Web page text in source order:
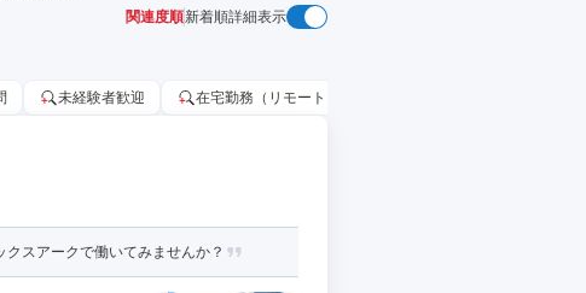
関連度順新着順詳細表示
未経験者歓迎 在宅勤務（リモートワーク）OK
スアークで働いてみませんか？